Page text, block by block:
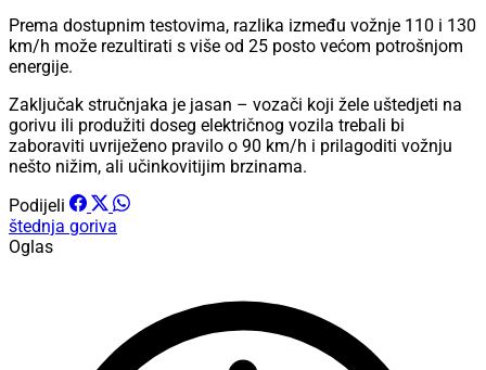
Prema dostupnim testovima, razlika između vožnje 110 i 130
km/h može rezultirati s više od 25 posto većom potrošnjom
energije.
Zaključak stručnjaka je jasan – vozači koji žele uštedjeti na
gorivu ili produžiti doseg električnog vozila trebali bi
zaboraviti uvriježeno pravilo o 90 km/h i prilagoditi vožnju
nešto nižim, ali učinkovitijim brzinama.
Podijeli
štednja goriva
Oglas